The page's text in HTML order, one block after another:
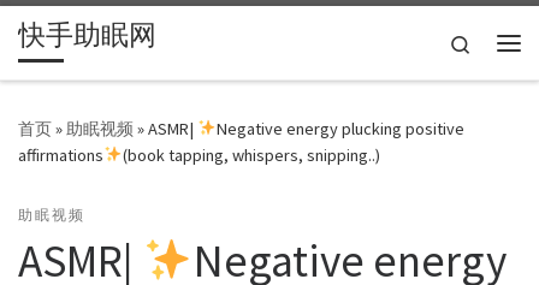
Skip to content
快手助眠网
Search
首页»助眠视频 »ASMR|
Negative energy plucking positive
affirmations
(book tapping, whispers, snipping..)
助眠视频
ASMR|
Negative energy